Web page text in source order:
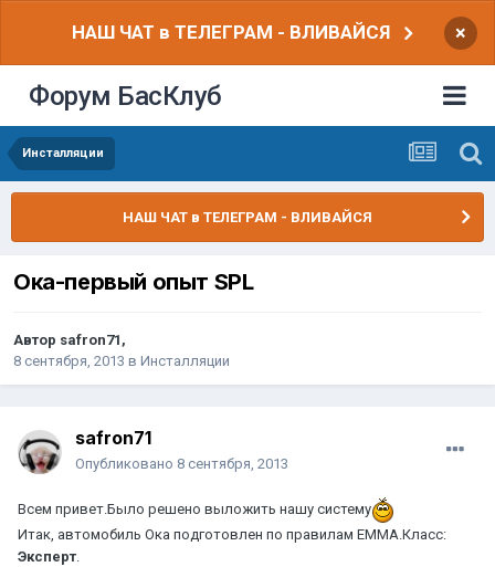
НАШ ЧАТ в ТЕЛЕГРАМ - ВЛИВАЙСЯ ×
Форум БасКлуб
Инсталляции
НАШ ЧАТ в ТЕЛЕГРАМ - ВЛИВАЙСЯ
Ока-первый опыт SPL
Автор safron71 ,
8 сентября, 2013 в Инсталляции
safron71
Опубликовано 8 сентября, 2013
Всем привет.Было решено выложить нашу систему
Итак, автомобиль Ока подготовлен по правилам ЕMMA.Класс:
Эксперт.